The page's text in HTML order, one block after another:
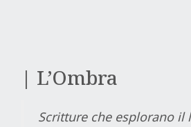
| L’Ombra
Scritture che esplorano il